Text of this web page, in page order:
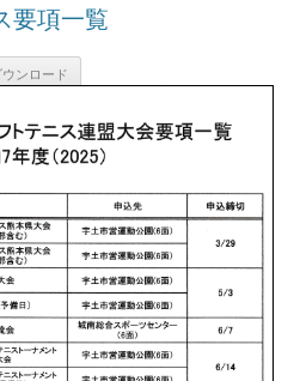
要項一覧
ウンロード